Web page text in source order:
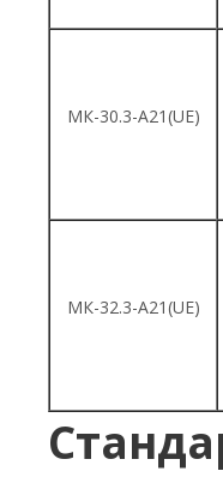
МК-30.3-A21(UE)
МК-32.3-A21(UE)